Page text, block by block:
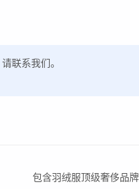
联系我们。
包含羽绒服顶级奢侈品